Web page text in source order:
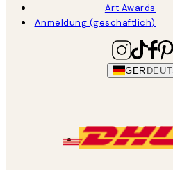
Art Awards
Anmeldung (geschäftlich)
GER